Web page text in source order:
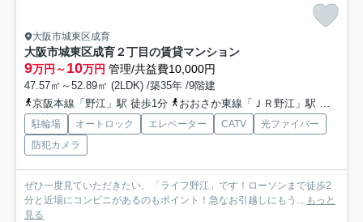
大阪市城東区成育
大阪市城東区成育２丁目の賃貸マンション
9万円～10万円 管理/共益費10,000円
47.57㎡～52.89㎡ (2LDK) /築35年 /9階建
京阪本線「野江」駅 徒歩1分
おおさか東線「ＪＲ野江」駅 徒歩4分
駐輪場 オートロック エレベーター CATV
光ファイバー
防犯カメラ
ぜひ一度見ていただきたい、「ライフ野江」です！ローソンまで徒歩2
分と近場にコンビニがあるのもポイント！急なお引越しにもう... もっと
見る